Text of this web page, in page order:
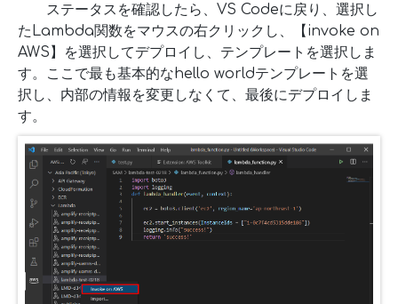
ステータスを確認したら、VS Codeに戻り、選択し
たLambda関数をマウスの右クリックし、【invoke on
AWS】を選択してデプロイし、テンプレートを選択しま
す。ここで最も基本的なhello worldテンプレートを選
択し、内部の情報を変更しなくて、最後にデプロイしま
す。